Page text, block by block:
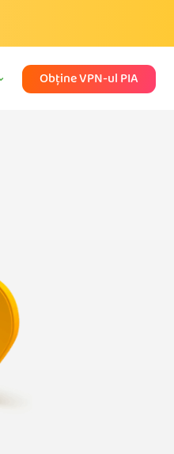
Obține VPN-ul PIA